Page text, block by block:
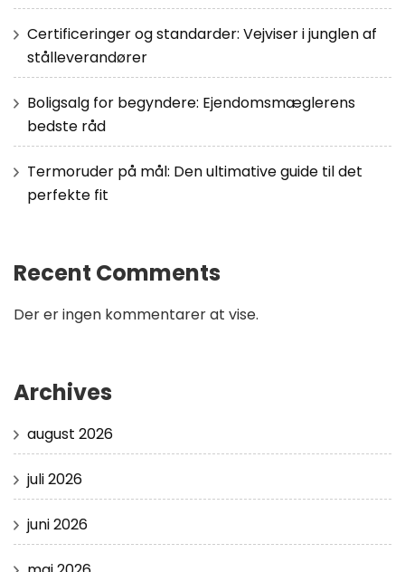
Certificeringer og standarder: Vejviser i junglen af
stålleverandører
Boligsalg for begyndere: Ejendomsmæglerens
bedste råd
Termoruder på mål: Den ultimative guide til det
perfekte fit
Recent Comments
Der er ingen kommentarer at vise.
Archives
august 2026
juli 2026
juni 2026